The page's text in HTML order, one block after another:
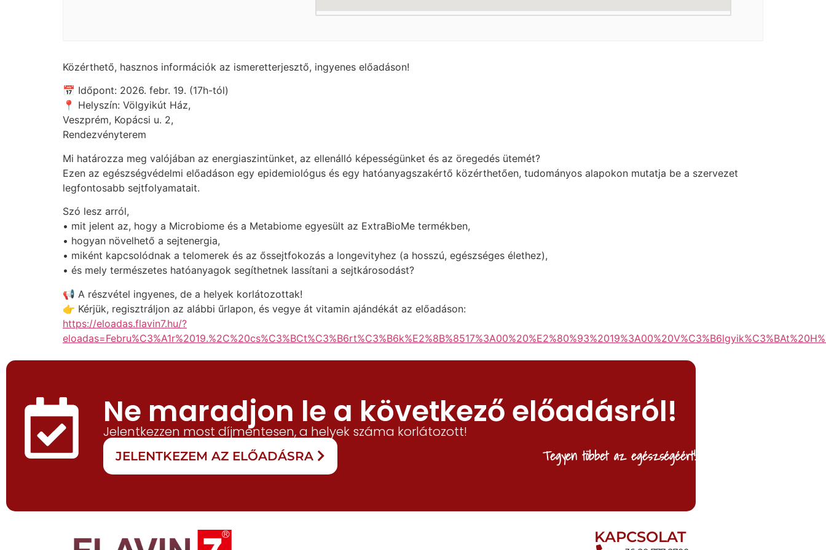
Közérthető, hasznos információk az ismeretterjesztő, ingyenes előadáson!
📅 Időpont: 2026. febr. 19. (17h-tól)
📍 Helyszín: Völgyikút Ház,
Veszprém, Kopácsi u. 2,
Rendezvényterem
Mi határozza meg valójában az energiaszintünket, az ellenálló képességünket és az öregedés ütemét?
Ezen az egészségvédelmi előadáson egy epidemiológus és egy hatóanyagszakértő közérthetően, tudományos alapokon mutatja be a szervezet
legfontosabb sejtfolyamatait.
Szó lesz arról,
• mit jelent az, hogy a Microbiome és a Metabiome egyesült az ExtraBioMe termékben,
• hogyan növelhető a sejtenergia,
• miként kapcsolódnak a telomerek és az őssejtfokozás a longevityhez (a hosszú, egészséges élethez),
• és mely természetes hatóanyagok segíthetnek lassítani a sejtkárosodást?
📢 A részvétel ingyenes, de a helyek korlátozottak!
👉 Kérjük, regisztráljon az alábbi űrlapon, és vegye át vitamin ajándékát az előadáson:
https://eloadas.flavin7.hu/?
Tegyen többet az egészségéért!
Ne maradjon le a következő előadásról!
Jelentkezzen most díjmentesen, a helyek száma korlátozott!
JELENTKEZEM AZ ELŐADÁSRA
KAPCSOLAT